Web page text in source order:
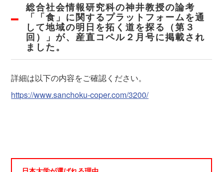
総合社会情報研究科の神井教授の論考
「「食」に関するプラットフォームを通
して地域の明日を拓く道を探る（第３
回）」が、産直コペル２月号に掲載され
ました。
詳細は以下の内容をご確認ください。
https://www.sanchoku-coper.com/3200/